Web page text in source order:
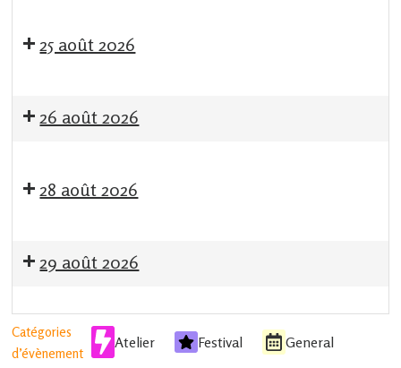
25 août 2026
26 août 2026
28 août 2026
29 août 2026
Catégories
d’évènement
Atelier Festival General